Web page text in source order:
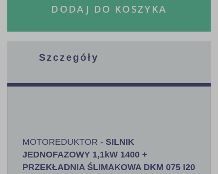
DODAJ DO KOSZYKA
Szczegóły
MOTOREDUKTOR - SILNIK
JEDNOFAZOWY 1,1kW 1400 +
PRZEKŁADNIA ŚLIMAKOWA DKM 075 i20